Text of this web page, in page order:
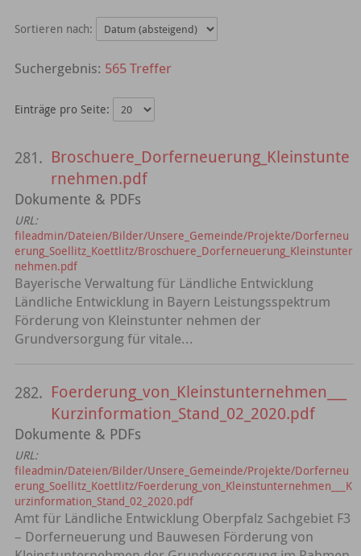
Sortieren nach:
565 Treffer
Einträge pro Seite:
281. Broschuere_Dorferneuerung_Kleinstunte
rnehmen.pdf
Dokumente & PDFs
URL:
fileadmin/Dateien/Bilder/Unsere_Gemeinde/Projekte/Dorferneu
erung_Soellitz_Koettlitz/Broschuere_Dorferneuerung_Kleinstunter
nehmen.pdf
Bayerische Verwaltung für Ländliche Entwicklung
Ländliche Entwicklung in Bayern Leistungsspektrum
Förderung von Kleinstunter­ nehmen der
Grundversorgung für vitale...
282. Foerderung_von_Kleinstunternehmen___
Kurzinformation_Stand_02_2020.pdf
Dokumente & PDFs
URL:
fileadmin/Dateien/Bilder/Unsere_Gemeinde/Projekte/Dorferneu
erung_Soellitz_Koettlitz/Foerderung_von_Kleinstunternehmen___K
urzinformation_Stand_02_2020.pdf
Amt für Ländliche Entwicklung Oberpfalz Sachgebiet F3
– Dorferneuerung und Bauwesen Förderung von